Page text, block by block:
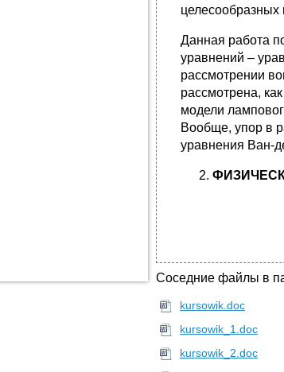
целесообразных
Данная работа
уравнений –
рассмотрении
рассмотрена,
модели
Вообще, упор в
уравнения Ван-
Соседние файлы в
kursowik.doc
kursowik_1.doc
kursowik_2.doc